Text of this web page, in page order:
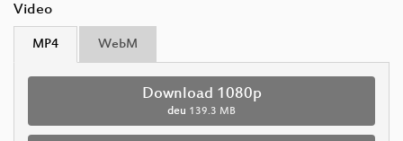
Video
MP4 WebM
Download 1080p
deu 139.3 MB